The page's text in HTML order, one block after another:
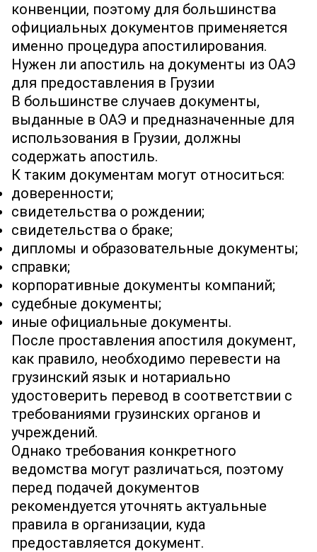
конвенции, поэтому для большинства
официальных документов применяется
именно процедура апостилирования.
Нужен ли апостиль на документы из ОАЭ
для предоставления в Грузии
В большинстве случаев документы,
выданные в ОАЭ и предназначенные для
использования в Грузии, должны
содержать апостиль.
К таким документам могут относиться:
доверенности;
свидетельства о рождении;
свидетельства о браке;
дипломы и образовательные документы;
справки;
корпоративные документы компаний;
судебные документы;
иные официальные документы.
После проставления апостиля документ,
как правило, необходимо перевести на
грузинский язык и нотариально
удостоверить перевод в соответствии с
требованиями грузинских органов и
учреждений.
Однако требования конкретного
ведомства могут различаться, поэтому
перед подачей документов
рекомендуется уточнять актуальные
правила в организации, куда
предоставляется документ.